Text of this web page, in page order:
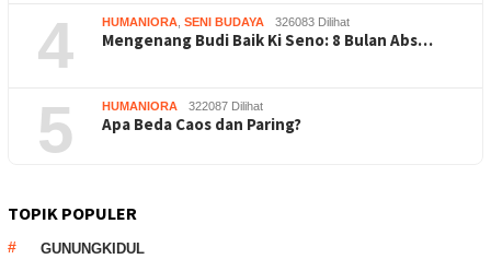
4 HUMANIORA SENI BUDAYA 326083 Dilihat
Mengenang Budi Baik Ki Seno: 8 Bulan Abs…
5 HUMANIORA 322087 Dilihat
Apa Beda Caos dan Paring?
TOPIK POPULER
GUNUNGKIDUL